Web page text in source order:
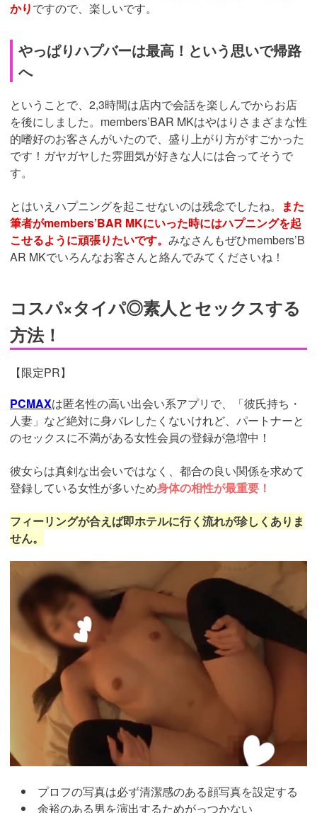
かりですので、楽しいです。
やっぱりハプバーは最高！という思いで帰路
へ
ということで、2,3時間は店内で会話を楽しんでからお店
を後にしました。members’BAR MKはやはりさまざまな性
的嗜好のお客さんがいたので、盛り上がり方がすごかった
です！ガヤガヤした雰囲気が好きな人には合ってそうで
す。
とはいえハプニングを起こせないのは残念でしたね。
また
筆者がmembers’BAR MKにいった時にはハプニングを起
こせるように頑張りたいです。 みなさんもぜひmembers’B
AR MKでいろんなお客さんと絡んでみてくださいね！
コスパ×タイパ◎素人とセックスする
方法！
【限定PR】
PCMAXは匿名性の高い出会い系アプリで、「彼氏持ち・
人妻」など絶対に身バレしたくないけれど、パートナーと
のセックスに不満がある女性会員の登録が急増中！
彼女らは真剣な出会いではなく、都合の良い関係を求めて
登録している女性が多いため身体の相性が最重要！
フィーリングが合えば即ホテルに行く流れが珍しくありま
せん。
ad_id=rm307152
プロフの写真は必ず清潔感のある顔写真を設定する
余裕のある男を演出するためがっつかない